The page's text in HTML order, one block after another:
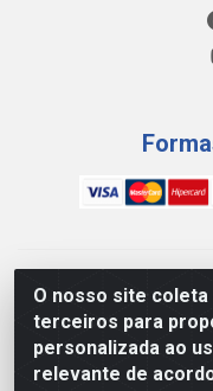
O nosso site
terceiros para
personalizada ao
relevante de
WING DISTRIBUIDORA
DE
PATRÍCIA GOMES,